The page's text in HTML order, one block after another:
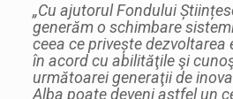
„Cu ajutorul Fondului
generăm o schimbare
ceea ce privește dezvoltarea
în acord cu abilităţile şi
următoarei generaţii de
Alba poate deveni astfel un